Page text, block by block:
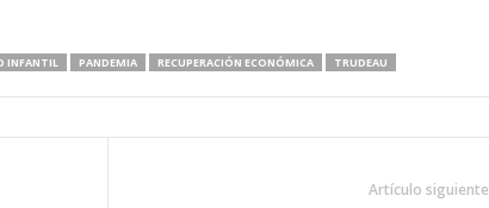
INFANTIL PANDEMIA RECUPERACIÓN ECONÓMICA TRUDEAU
Artículo siguiente